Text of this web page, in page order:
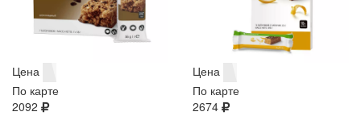
Цена
По карте
2092
Цена
По карте
2674